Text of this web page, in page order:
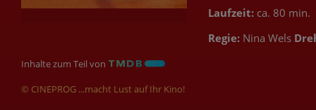
Laufzeit: ca. 80 min.
Regie: Nina Wels
Inhalte zum Teil von
© CINEPROG ...macht Lust auf Ihr Kino!